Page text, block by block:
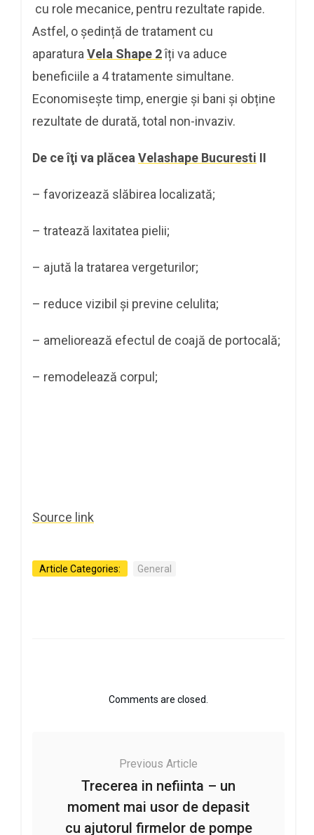
cu role mecanice, pentru rezultate rapide.
Astfel, o ședință de tratament cu
aparatura Vela Shape 2îți va aduce
beneficiile a 4 tratamente simultane.
Economisește timp, energie și bani și obține
rezultate de durată, total non-invaziv.
De ce îţi va plăcea Velashape Bucuresti II
– favorizează slăbirea localizată;
– tratează laxitatea pielii;
– ajută la tratarea vergeturilor;
– reduce vizibil și previne celulita;
– ameliorează efectul de coajă de portocală;
– remodelează corpul;
Source link
Article Categories: General
Comments are closed.
Previous Article
Trecerea in nefiinta – un
moment mai usor de depasit
cu ajutorul firmelor de pompe